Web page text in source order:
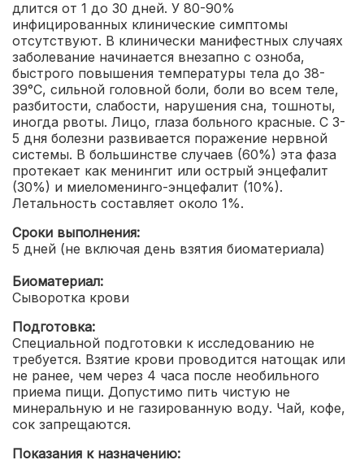
длится от 1 до 30 дней. У 80-90%
инфицированных клинические симптомы
отсутствуют. В клинически манифестных случаях
заболевание начинается внезапно с озноба,
быстрого повышения температуры тела до 38-
39°С, сильной головной боли, боли во всем теле,
разбитости, слабости, нарушения сна, тошноты,
иногда рвоты. Лицо, глаза больного красные. С 3-
5 дня болезни развивается поражение нервной
системы. В большинстве случаев (60%) эта фаза
протекает как менингит или острый энцефалит
(30%) и миеломенинго-энцефалит (10%).
Летальность составляет около 1%.
Сроки выполнения:
5 дней (не включая день взятия биоматериала)
Биоматериал:
Сыворотка крови
Подготовка:
Специальной подготовки к исследованию не
требуется. Взятие крови проводится натощак или
не ранее, чем через 4 часа после необильного
приема пищи. Допустимо пить чистую не
минеральную и не газированную воду. Чай, кофе,
сок запрещаются.
Показания к назначению: